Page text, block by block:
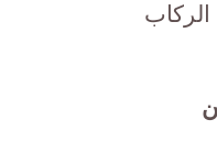
الركاب